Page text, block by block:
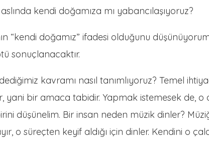
kendi doğamıza mı yabancılaşıyoruz?
“kendi doğamız” ifadesi olduğunu
sonuçlanacaktır.
kavramı nasıl tanımlıyoruz? Temel
yani bir amaca tabidir. Yapmak istemesek de,
düşünelim. Bir insan neden müzik dinler?
o süreçten keyif aldığı için dinler. Kendini o